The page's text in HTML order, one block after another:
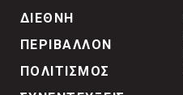
ΔΙΕΘΝΗ
ΠΕΡΙΒΑΛΛΟΝ
ΠΟΛΙΤΙΣΜΟΣ